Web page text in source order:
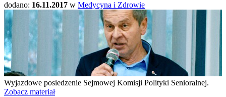
dodano: 16.11.2017 w Medycyna i Zdrowie
Wyjazdowe posiedzenie Sejmowej Komisji Polityki Senioralnej.
Zobacz materiał